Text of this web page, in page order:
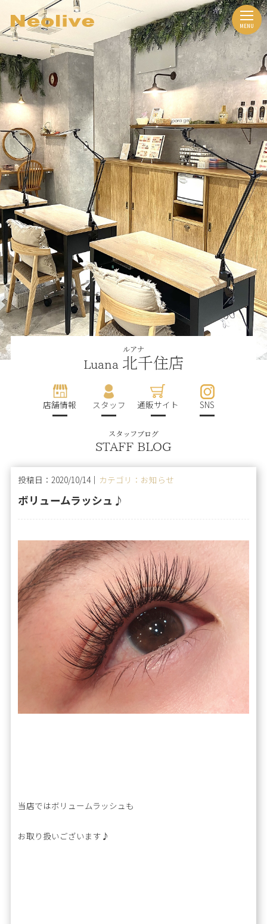
ルアナ
Luana 北千住店
店舗情報 スタッフ 通販サイト SNS
スタッフブログ
STAFF BLOG
投稿日：2020/10/14｜ カテゴリ：お知らせ
ボリュームラッシュ♪
当店ではボリュームラッシュも
お取り扱いございます♪